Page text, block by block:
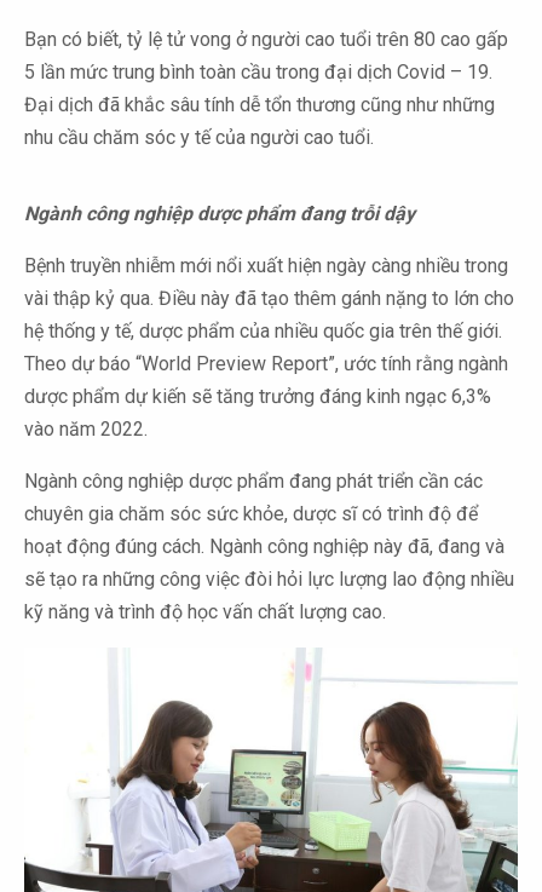
Bạn có biết, tỷ lệ tử vong ở người cao tuổi trên 80 cao gấp
5 lần mức trung bình toàn cầu trong đại dịch Covid – 19.
Đại dịch đã khắc sâu tính dễ tổn thương cũng như những
nhu cầu chăm sóc y tế của người cao tuổi.
Ngành công nghiệp dược phẩm đang trỗi dậy
Bệnh truyền nhiễm mới nổi xuất hiện ngày càng nhiều trong
vài thập kỷ qua. Điều này đã tạo thêm gánh nặng to lớn cho
hệ thống y tế, dược phẩm của nhiều quốc gia trên thế giới.
Theo dự báo “World Preview Report”, ước tính rằng ngành
dược phẩm dự kiến sẽ tăng trưởng đáng kinh ngạc 6,3%
vào năm 2022.
Ngành công nghiệp dược phẩm đang phát triển cần các
chuyên gia chăm sóc sức khỏe, dược sĩ có trình độ để
hoạt động đúng cách. Ngành công nghiệp này đã, đang và
sẽ tạo ra những công việc đòi hỏi lực lượng lao động nhiều
kỹ năng và trình độ học vấn chất lượng cao.